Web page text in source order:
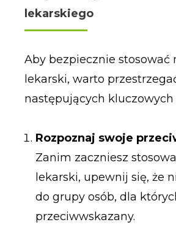
lekarskiego
Aby bezpiecznie stosować
lekarski, warto
następujących kluczowych
Rozpoznaj swoje
Zanim zaczniesz
lekarski, upewnij się, że
do grupy osób, dla
przeciwwskazany.